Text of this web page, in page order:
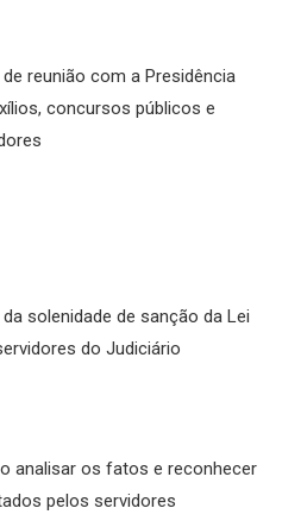
reunião com a Presidência
concursos públicos e
solenidade de sanção da Lei
do Judiciário
analisar os fatos e reconhecer
pelos servidores